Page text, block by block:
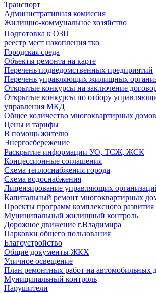
Транспорт
Административная комиссия
Жилищно-коммунальное хозяйство
Подготовка к ОЗП
реестр мест накопления тко
Городская среда
Объекты ремонта на карте
Перечень подведомственных предприятий
Перечень управляющих жилищных
Открытые конкурсы на заключение
Открытые конкурсы по отбору
управления МКД
Общее количество многоквартирных домов
Цены и тарифы
В помощь жителю
Энергосбережение
Раскрытие информации УО, ТСЖ, ЖСК
Концессионные соглашения
Схема теплоснабжения города
Схема водоснабжения
Лицензирование управляющих
Капитальный ремонт многоквартирных
Проекты программ комплексного развития
Муниципальный жилищный контроль
Дорожное движение г.Владимира
Парковки общего пользования
Благоустройство
Общие документы ЖКХ
Уличное освещение
План ремонтных работ на автомобильных
Муниципальный контроль
Нарушители